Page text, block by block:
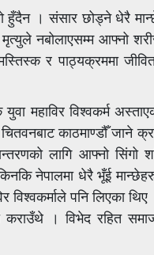
। संसार छोड्ने धेरै
नबोलाएसम्म आफ्नो
र पाठ्यक्रममा
युवा महाविर विश्वकर्म
काठमाण्डौँ जाने
लागि आफ्नो सिंगो
नेपालमा धेरै भूँई
विश्वकर्माले पनि लिएका
। विभेद रहित